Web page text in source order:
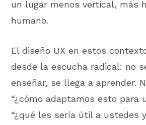
un lugar menos vertical, más
humano.
El diseño UX en estos
desde la escucha radical: no
enseñar, se llega a aprender.
“¿cómo adaptamos esto para
“¿qué les sería útil a ustedes